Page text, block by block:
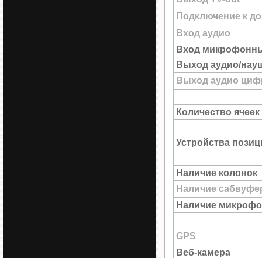
Подключение к
Вход аудио
Вход
Выход аудио/
Выход аудио
Количество
Устройства
Наличие колонок
Наличие
Наличие
GPS
Веб-камера